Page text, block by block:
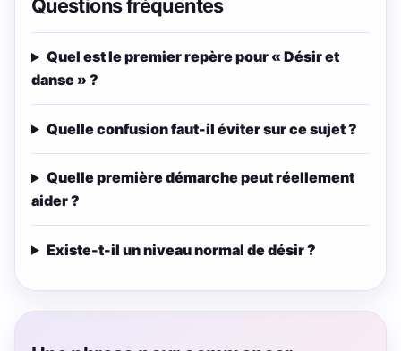
Questions fréquentes
Quel est le premier repère pour « Désir et
danse » ?
Quelle confusion faut-il éviter sur ce sujet ?
Quelle première démarche peut réellement
aider ?
Existe-t-il un niveau normal de désir ?